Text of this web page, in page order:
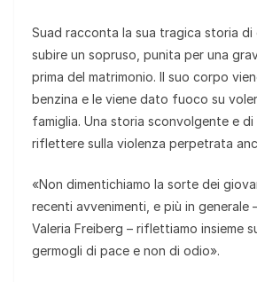
Suad racconta la sua tragica storia
subire un sopruso, punita per una
prima del matrimonio. Il suo corpo
benzina e le viene dato fuoco su
famiglia. Una storia sconvolgente e
riflettere sulla violenza perpetrata
«Non dimentichiamo la sorte dei
recenti avvenimenti, e più in generale
Valeria Freiberg – riflettiamo insieme
germogli di pace e non di odio».